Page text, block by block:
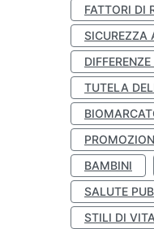
FATTORI DI
SICUREZZA
TUTELA
BAMBINI
SALUTE
STILI DI VITA